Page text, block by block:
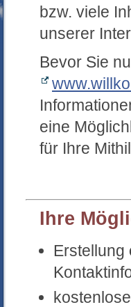
bzw. viele
unserer
Bevor Sie
eine
für Ihre
Ihre
Erstellung